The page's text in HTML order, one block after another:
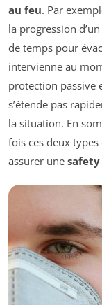
au feu. Par
la progression
de temps pour
intervienne au
protection passive
s’étende pas
la situation. En
fois ces deux
assurer une safety